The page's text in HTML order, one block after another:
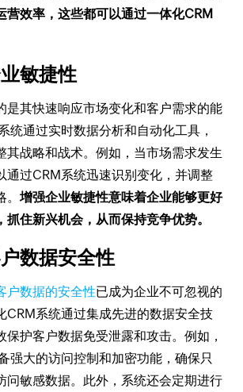
营效率，这些都可以通过一体化CRM
敏捷性
是其快速响应市场变化和客户需求的能
统通过实时数据分析和自动化工具，
其战略和战术。例如，当市场需求发生
通过CRM系统迅速识别变化，并调整
。增强企业敏捷性意味着企业能够更好
抓住新兴机会，从而保持竞争优势。
数据安全性
户数据的安全性已成为企业不可忽视的
CRM系统通过集成先进的数据安全技
保护客户数据免受泄露和攻击。例如，
强大的访问控制和加密功能，确保只
问敏感数据。此外，系统还会定期进行